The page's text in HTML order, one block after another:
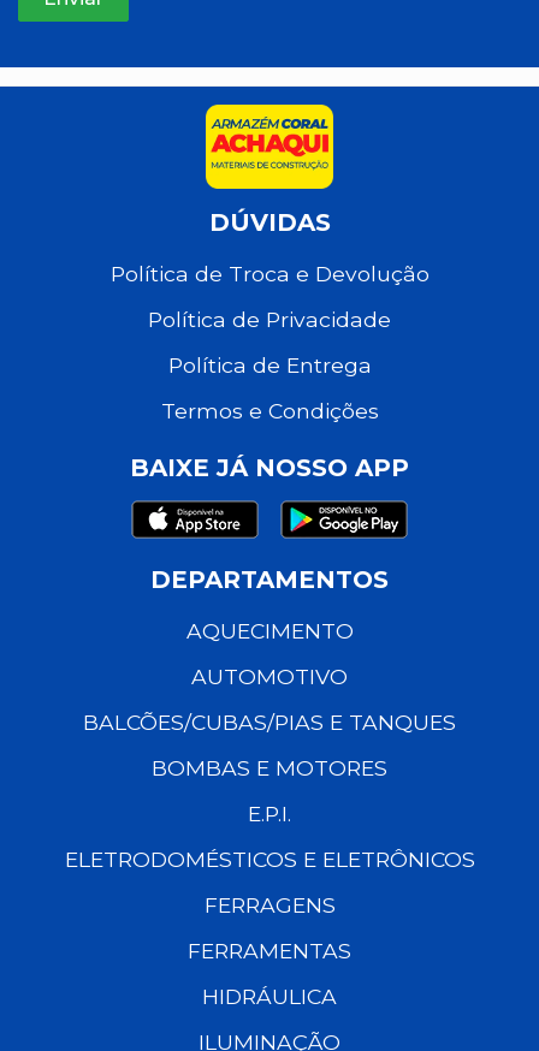
DÚVIDAS
Política de Troca e Devolução
Política de Privacidade
Política de Entrega
Termos e Condições
BAIXE JÁ NOSSO APP
DEPARTAMENTOS
AQUECIMENTO
AUTOMOTIVO
BALCÕES/CUBAS/PIAS E TANQUES
BOMBAS E MOTORES
E.P.I.
ELETRODOMÉSTICOS E ELETRÔNICOS
FERRAGENS
FERRAMENTAS
HIDRÁULICA
ILUMINAÇÃO